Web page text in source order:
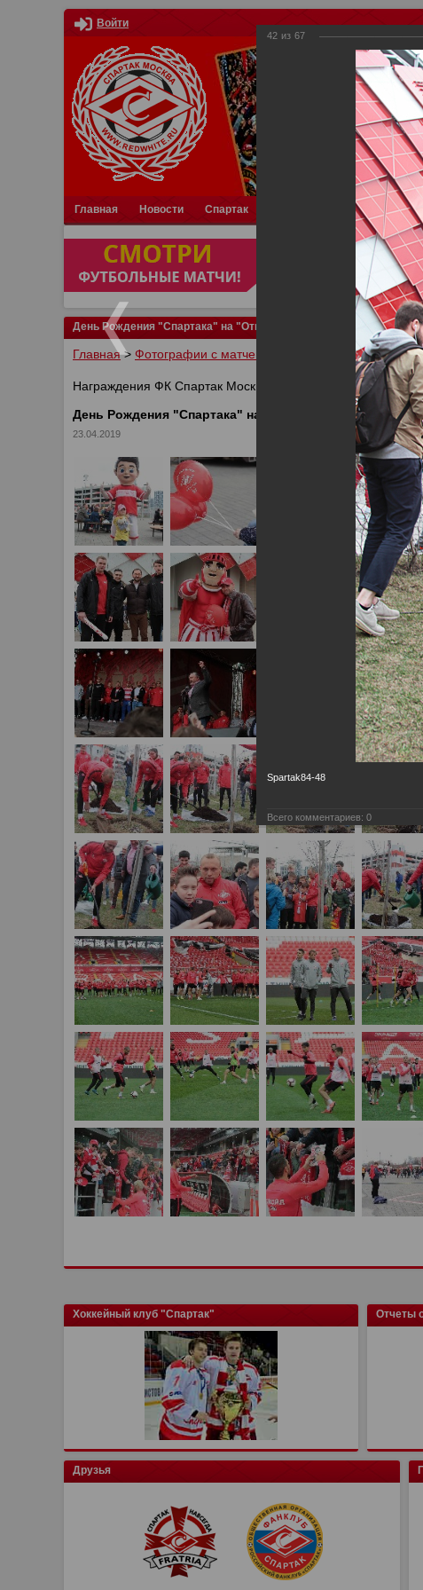
Войти
Главная Новости Спартак Фотки Отчеты
День Рождения "Спартака" на "Открытие Арене"
Главная> Фотографии с матчей Спартака, Сборной
Награждения ФК Спартак Москва
День Рождения "Спартака" на "Открытие Арене"
23.04.2019
Хоккейный клуб "Спартак" Отчеты
Друзья
42 из 67
Spartak84-48
Всего комментариев: 0